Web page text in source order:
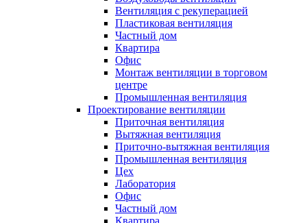
Вентиляция с рекуперацией
Пластиковая вентиляция
Частный дом
Квартира
Офис
Монтаж вентиляции в торговом
центре
Промышленная вентиляция
Проектирование вентиляции
Приточная вентиляция
Вытяжная вентиляция
Приточно-вытяжная вентиляция
Промышленная вентиляция
Цех
Лаборатория
Офис
Частный дом
Квартира